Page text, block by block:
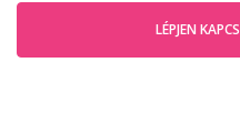
LÉPJEN